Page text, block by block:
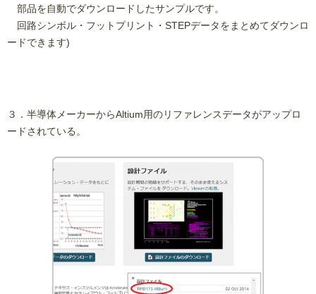
部品を自動でダウンロードしたサンプルです。
回路シンボル・フットプリント・STEPデータをまとめてダウンロ
ードできます)
３．半導体メーカーからAltium用のリファレンスデータがアップロ
ードされている。